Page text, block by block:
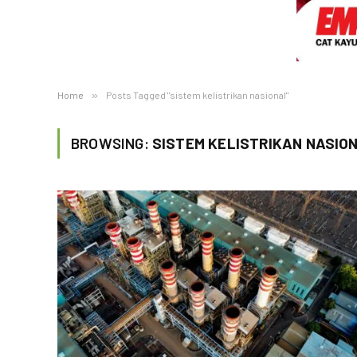
Home » Posts Tagged "sistem kelistrikan nasional"
BROWSING: SISTEM KELISTRIKAN